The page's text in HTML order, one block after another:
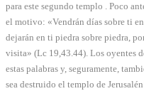
para este segundo templo . Poco
el motivo: «Vendrán días sobre ti
dejarán en ti piedra sobre piedra,
visita» (Lc 19,43.44). Los oyentes
estas palabras y, seguramente,
sea destruido el templo de